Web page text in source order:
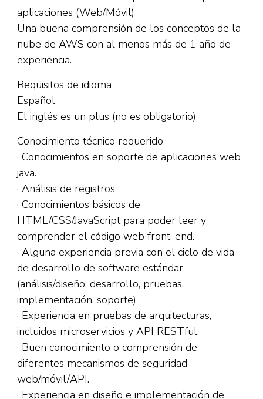
aplicaciones (Web/Móvil)
Una buena comprensión de los conceptos de la
nube de AWS con al menos más de 1 año de
experiencia.
Requisitos de idioma
Español
El inglés es un plus (no es obligatorio)
Conocimiento técnico requerido
· Conocimientos en soporte de aplicaciones web
java.
· Análisis de registros
· Conocimientos básicos de
HTML/CSS/JavaScript para poder leer y
comprender el código web front-end.
· Alguna experiencia previa con el ciclo de vida
de desarrollo de software estándar
(análisis/diseño, desarrollo, pruebas,
implementación, soporte)
· Experiencia en pruebas de arquitecturas,
incluidos microservicios y API RESTful.
· Buen conocimiento o comprensión de
diferentes mecanismos de seguridad
web/móvil/API.
· Experiencia en diseño e implementación de